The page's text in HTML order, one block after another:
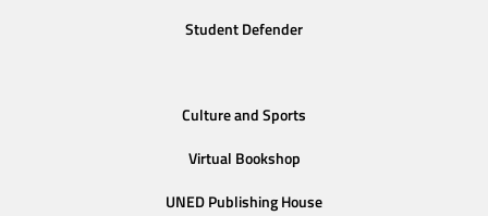
Student Defender
Culture and Sports
Virtual Bookshop
UNED Publishing House